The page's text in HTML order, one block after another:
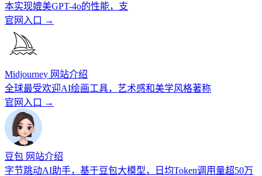
本实现媲美GPT-4o的性能，支
官网入口 →
Midjourney 网站介绍
全球最受欢迎AI绘画工具，艺术感和美学风格著称
官网入口 →
豆包 网站介绍
字节跳动AI助手，基于豆包大模型，日均Token调用量超50万